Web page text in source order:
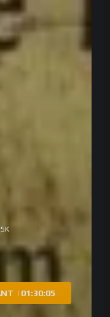
| 01:30:05